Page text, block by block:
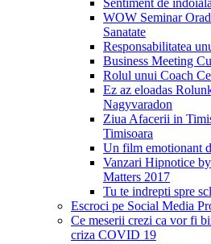
Sentiment de
WOW Seminar
Sanatate
Responsabilitatea
Business Meeting
Rolul unui Coach
Ez az eloadas
Nagyvaradon
Ziua Afacerii in
Timisoara
Un film emotionant
Vanzari Hipnotice
Matters 2017
Tu te indrepti spre
Escroci pe Social Media
Ce meserii crezi ca vor fi
criza COVID 19